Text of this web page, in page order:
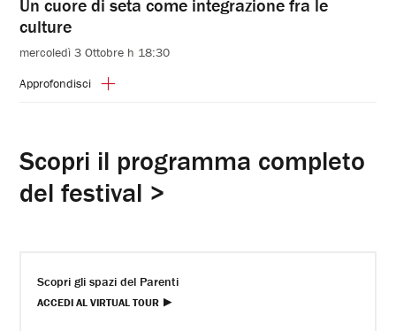
Un cuore di seta come integrazione fra le
culture
mercoledì 3 Ottobre h 18:30
Approfondisci
Scopri il programma completo
del festival >
Scopri gli spazi del Parenti
ACCEDI AL VIRTUAL TOUR